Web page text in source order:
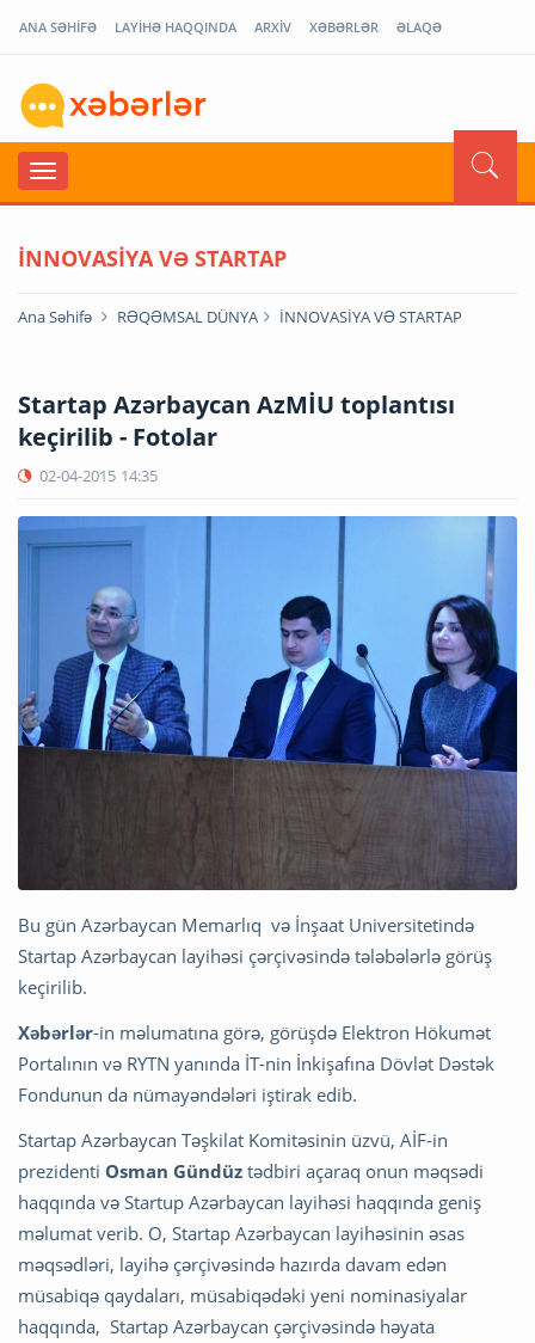
ANA SƏHİFƏ LAYİHƏ HAQQINDA ARXİV XƏBƏRLƏR ƏLAQƏ
İNNOVASİYA VƏ STARTAP
Ana Səhifə RƏQƏMSAL DÜNYA İNNOVASİYA VƏ STARTAP
Startap Azərbaycan AzMİU toplantısı
keçirilib - Fotolar
02-04-2015 14:35
Bu gün Azərbaycan Memarlıq və İnşaat Universitetində
Startap Azərbaycan layihəsi çərçivəsində tələbələrlə görüş
keçirilib.
Xəbərlər-in məlumatına görə, görüşdə Elektron Hökumət
Portalının və RYTN yanında İT-nin İnkişafına Dövlət Dəstək
Fondunun da nümayəndələri iştirak edib.
Startap Azərbaycan Təşkilat Komitəsinin üzvü, AİF-in
prezidenti Osman Gündüz tədbiri açaraq onun məqsədi
haqqında və Startup Azərbaycan layihəsi haqqında geniş
məlumat verib. O, Startap Azərbaycan layihəsinin əsas
məqsədləri, layihə çərçivəsində hazırda davam edən
müsabiqə qaydaları, müsabiqədəki yeni nominasiyalar
haqqında, Startap Azərbaycan çərçivəsində həyata